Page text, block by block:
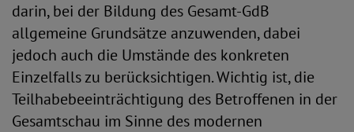
darin, bei der Bildung des Gesamt-GdB
allgemeine Grundsätze anzuwenden, dabei
jedoch auch die Umstände des konkreten
Einzelfalls zu berück­sichtigen. Wichtig ist, die
Teilhabebeeinträchtigung des Betroffenen in der
Gesamtschau im Sinne des modernen